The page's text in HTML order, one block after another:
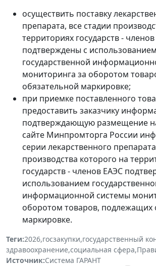
осуществить поставку
препарата, все стадии
территориях государств -
подтверждены с использованием
государственной
мониторинга за оборотом
обязательной маркировке;
при приемке поставленного
предоставить заказчику
подтверждающую размещение
сайте Минпромторга России
серии лекарственного
производства которого на
государств - членов ЕАЭС
использованием
информационной системы
оборотом товаров, подлежащих
маркировке.
Теги:2026,госзакупки,государственный
здравоохранение,социальная сфера,
Источник:Система ГАРАНТ